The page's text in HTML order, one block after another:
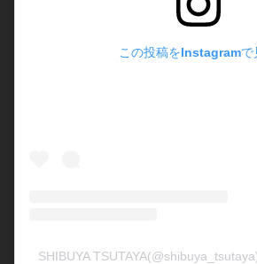
この投稿をInstagramで
SHIBUYA